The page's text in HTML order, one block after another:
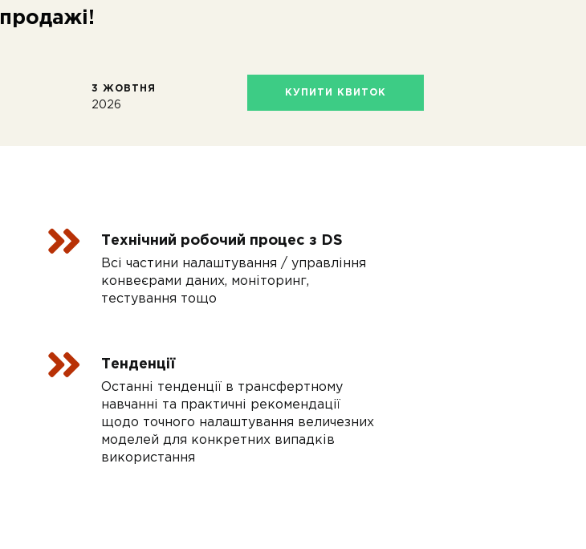
продажі!
3 ЖОВТНЯ
2026
КУПИТИ КВИТОК
Технічний робочий процес з DS
Всі частини налаштування / управління
конвеєрами даних, моніторинг,
тестування тощо
Тенденції
Останні тенденції в трансфертному
навчанні та практичні рекомендації
щодо точного налаштування величезних
моделей для конкретних випадків
використання